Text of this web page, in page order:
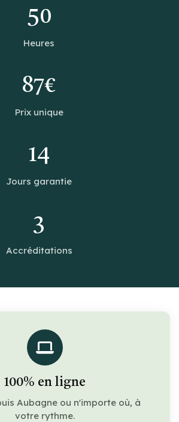
50
Heures
87€
Prix unique
14
Jours garantie
3
Accréditations
100% en ligne
Aubagne ou n'importe où, à
votre rythme.